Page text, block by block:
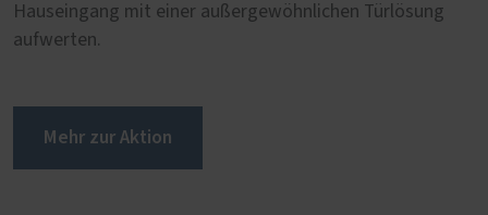
Hauseingang mit einer außergewöhnlichen Türlösung
aufwerten.
Mehr zur Aktion